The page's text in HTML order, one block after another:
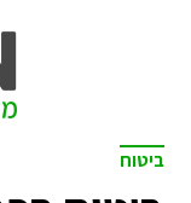
ביטוח